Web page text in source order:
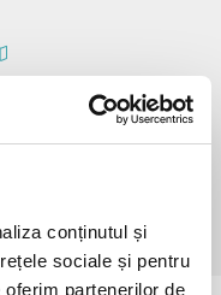
conținutul și
sociale și pentru
partenerilor de
sală se poate face cu o
cu până la 10 minute
825 249.